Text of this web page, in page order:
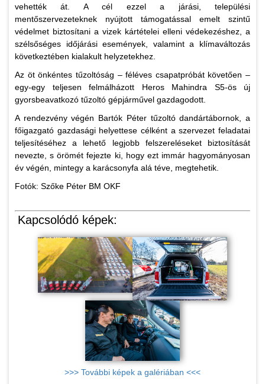
vehették át. A cél ezzel a járási, települési
mentőszervezeteknek nyújtott támogatással emelt szintű
védelmet biztosítani a vizek kártételei elleni védekezéshez, a
szélsőséges időjárási események, valamint a klímaváltozás
következtében kialakult helyzetekhez.
Az öt önkéntes tűzoltóság – féléves csapatpróbát követően –
egy-egy teljesen felmálházott Heros Mahindra S5-ös új
gyorsbeavatkozó tűzoltó gépjárművel gazdagodott.
A rendezvény végén Bartók Péter tűzoltó dandártábornok, a
főigazgató gazdasági helyettese célként a szervezet feladatai
teljesítéséhez a lehető legjobb felszereléseket biztosítását
nevezte, s örömét fejezte ki, hogy ezt immár hagyományosan
év végén, mintegy a karácsonyfa alá téve, megtehetik.
Fotók: Szőke Péter BM OKF
Kapcsolódó képek:
>>> További képek a galériában <<<